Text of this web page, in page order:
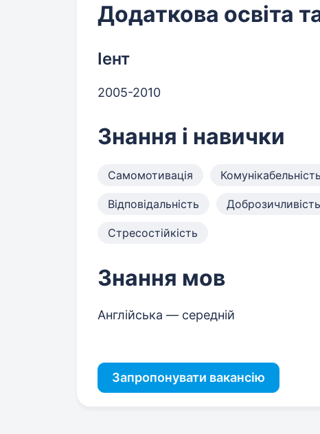
Додаткова освіта
Іент
2005-2010
Знання і навички
Самомотивація Комунікабельність
Відповідальність Доброзичливість
Стресостійкість
Знання мов
Англійська — середній
Запропонувати вакансію